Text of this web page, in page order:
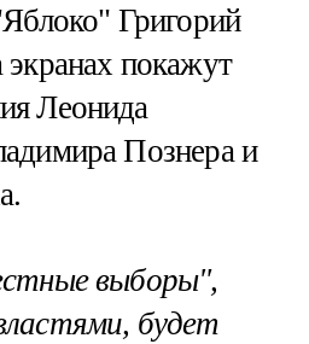
Григорий
покажут
Леонида
Познера и
выборы",
будет